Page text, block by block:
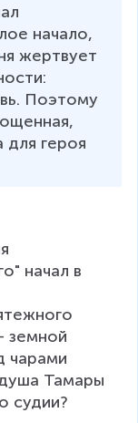
начало,
жертвует
Поэтому
для героя
начал в
земной
чарами
Тамары
судии?